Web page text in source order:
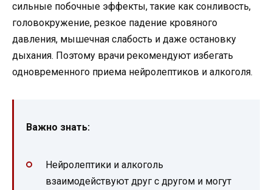
сильные побочные эффекты, такие как сонливость,
головокружение, резкое падение кровяного
давления, мышечная слабость и даже остановку
дыхания. Поэтому врачи рекомендуют избегать
одновременного приема нейролептиков и алкоголя.
Важно знать:
Нейролептики и алкоголь
взаимодействуют друг с другом и могут